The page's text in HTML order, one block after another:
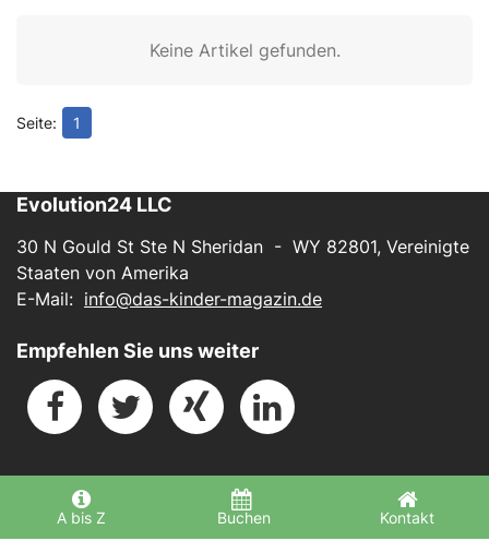
Keine Artikel gefunden.
1
A bis Z Buchen Kontakt
Evolution24 LLC
30 N Gould St Ste N Sheridan - WY 82801, Vereinigte
Staaten von Amerika
E-Mail: info@das-kinder-magazin.de
Empfehlen Sie uns weiter